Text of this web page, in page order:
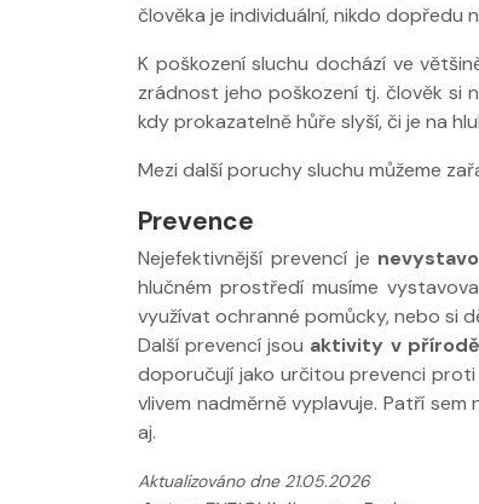
člověka je individuální, nikdo dopředu
K poškození sluchu dochází ve
zrádnost jeho poškození tj. člověk si
kdy prokazatelně hůře slyší, či je na
Mezi další poruchy sluchu můžeme
Prevence
Nejefektivnější prevencí je
hlučném prostředí musíme
využívat ochranné pomůcky, nebo si
Další prevencí jsou aktivity v
doporučují jako určitou prevenci
vlivem nadměrně vyplavuje. Patří
aj.
Aktualizováno dne 21.05.2026